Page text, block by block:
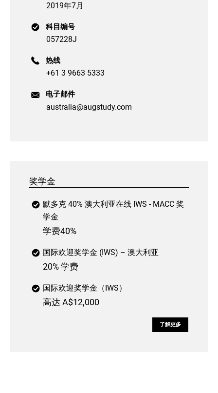
2019年7月
科目编号
057228J
热线
+61 3 9663 5333
电子邮件
australia@augstudy.com
奖学金
默多克 40% 澳大利亚在线 IWS - MACC 奖
学金
学费40%
国际欢迎奖学金 (IWS) – 澳大利亚
20% 学费
国际欢迎奖学金（IWS）
高达 A$12,000
了解更多